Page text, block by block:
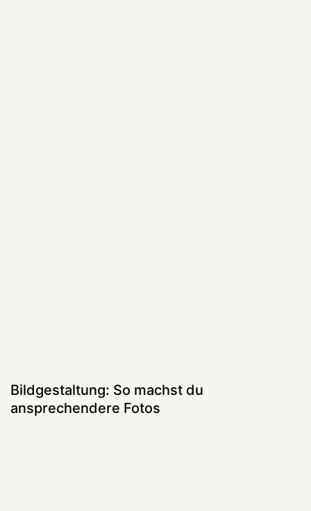
Bildgestaltung: So machst du
ansprechendere Fotos